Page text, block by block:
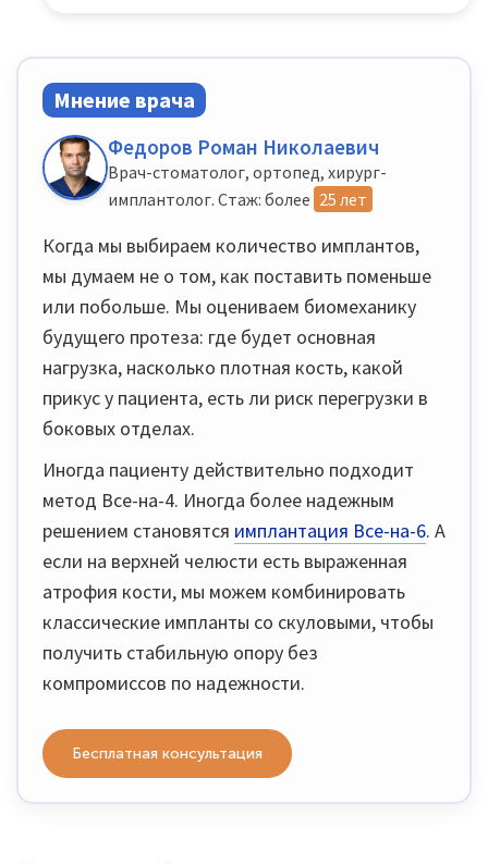
Мнение врача
Федоров Роман Николаевич
Врач-стоматолог, ортопед, хирург-
имплантолог. Стаж: более 25 лет
Когда мы выбираем количество имплантов,
мы думаем не о том, как поставить поменьше
или побольше. Мы оцениваем биомеханику
будущего протеза: где будет основная
нагрузка, насколько плотная кость, какой
прикус у пациента, есть ли риск перегрузки в
боковых отделах.
Иногда пациенту действительно подходит
метод Все-на-4. Иногда более надежным
решением становятся имплантация Все-на-6. А
если на верхней челюсти есть выраженная
атрофия кости, мы можем комбинировать
классические импланты со скуловыми, чтобы
получить стабильную опору без
компромиссов по надежности.
Бесплатная консультация